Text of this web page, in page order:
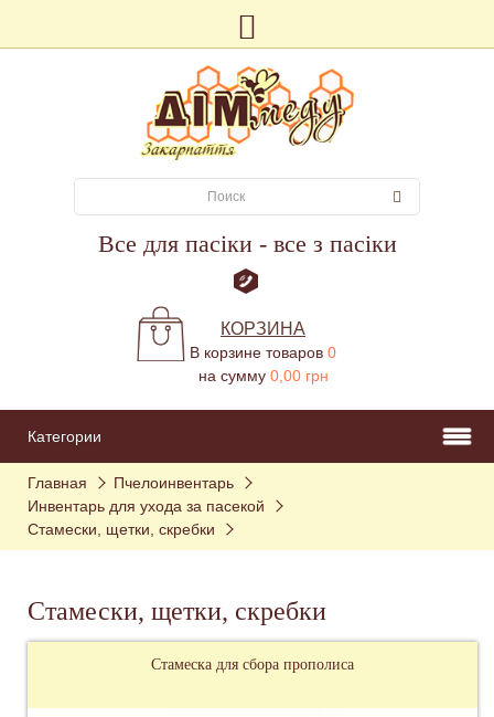
Все для пасіки - все з пасіки
КОРЗИНА
В корзине товаров 0
на сумму 0,00 грн
Категории
Главная
Пчелоинвентарь
Инвентарь для ухода за пасекой
Стамески, щетки, скребки
Стамески, щетки, скребки
Стамеска для сбора прополиса